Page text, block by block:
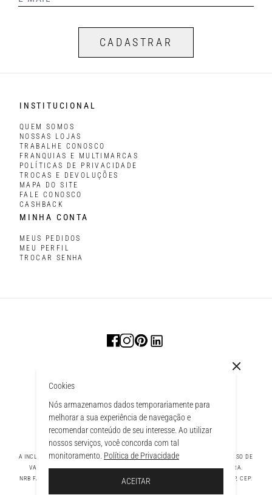
Cookies
Nós armazenamos dados temporariamente para
melhorar a sua experiência de navegação e
recomendar conteúdo de seu interesse. Ao utilizar
nossos serviços, você concorda com tal
monitoramento. Política de Privacidade
ACEITAR
SACOLA
CADASTRAR
INSTITUCIONAL
QUEM SOMOS
NOSSAS LOJAS
TRABALHE CONOSCO
FRANQUIAS E MULTIMARCAS
POLÍTICAS DE PRIVACIDADE
TROCAS E DEVOLUÇÕES
MAPA DO SITE
FALE CONOSCO
CASHBACK
MINHA CONTA
MEUS PEDIDOS
MEU PERFIL
TROCAR SENHA
A INCLUSÃO DE UM PRODUTO NA SACOLA NÃO GARANTE SEU PREÇO. EM CASO DE
VARIAÇÃO, PREVALECERÁ O PREÇO VIGENTE NA FINALIZAÇÃO DA COMPRA.
NRB FASHION COMPANY LTDA - AV. TAMBORE, 1043 - TAMBORÉ BARUERI - SP, CEP: